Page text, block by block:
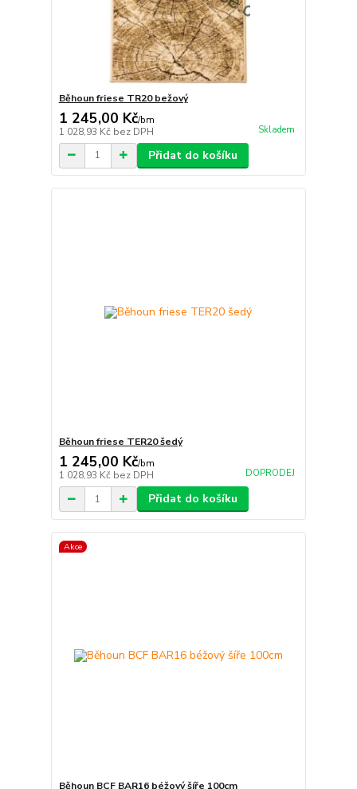
Běhoun friese TR20 bežový
1 245,00 Kč/bm
1 028,93 Kč bez DPH Skladem
Přidat do košíku
Běhoun friese TER20 šedý
1 245,00 Kč/bm
1 028,93 Kč bez DPH DOPRODEJ
Přidat do košíku
Akce
Běhoun BCF BAR16 béžový šíře 100cm